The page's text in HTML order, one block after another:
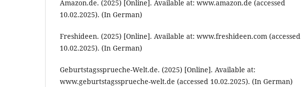
Amazon.de. (2025) [Online]. Available at: www.amazon.de (accessed
10.02.2025). (In German)
Freshideen. (2025) [Online]. Available at: www.freshideen.com (accessed
10.02.2025). (In German)
Geburtstagssprueche-Welt.de. (2025) [Online]. Available at:
www.geburtstagssprueche-welt.de (accessed 10.02.2025). (In German)